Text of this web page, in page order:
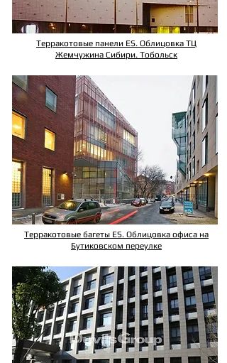
Терракотовые панели ES. Облицовка ТЦ
Жемчужина Сибири. Тобольск
Терракотовые багеты ES. Облицовка офиса на
Бутиковском переулке